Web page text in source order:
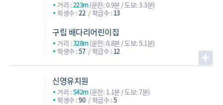
거리 :223m(운전: 0.9분 / 도보: 3.3분)
학생수 :22 학급수 : 13
구립 배다리어린이집
거리 :328m(운전: 0.8분 / 도보: 5.1분)
학생수 :57 학급수 : 12
신영유치원
거리 :542m(운전: 1.1분 / 도보: 7분)
학생수 :90 학급수 :5